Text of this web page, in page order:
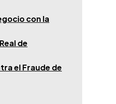
con la
de
el Fraude de